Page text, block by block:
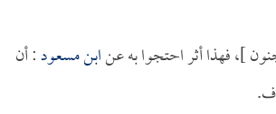
]، فهذا أثر احتجوا به عنابن مسعود: أن